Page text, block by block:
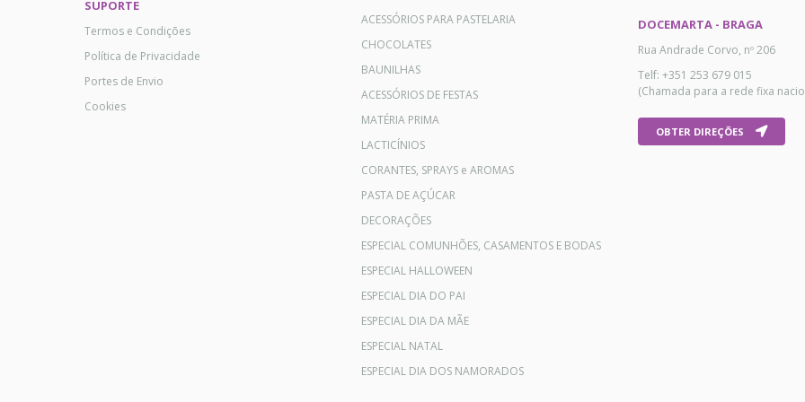
SUPORTE
Termos e Condições
Política de Privacidade
Portes de Envio
Cookies
ACESSÓRIOS PARA PASTELARIA
CHOCOLATES
BAUNILHAS
ACESSÓRIOS DE FESTAS
MATÉRIA PRIMA
LACTICÍNIOS
CORANTES, SPRAYS e AROMAS
PASTA DE AÇÚCAR
DECORAÇÕES
ESPECIAL COMUNHÕES, CASAMENTOS E BODAS
ESPECIAL HALLOWEEN
ESPECIAL DIA DO PAI
ESPECIAL DIA DA MÃE
ESPECIAL NATAL
ESPECIAL DIA DOS NAMORADOS
DOCEMARTA - BRAGA
Rua Andrade Corvo, nº 206
Telf: +351 253 679 015
(Chamada para a rede fixa
OBTER DIREÇÕES